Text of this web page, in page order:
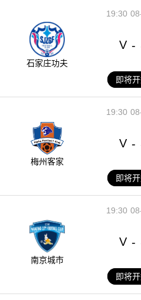
19:30
石家庄功夫
V -
即将
19:30
梅州客家
V -
即将
19:30
南京城市
V -
即将